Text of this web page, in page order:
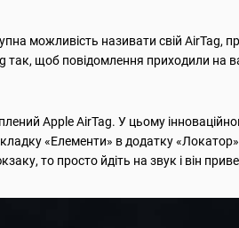
можливість називати свій AirTag,
так, щоб повідомлення приходили на
Apple AirTag. У цьому
«Елементи» в додатку
то просто йдіть на звук і він